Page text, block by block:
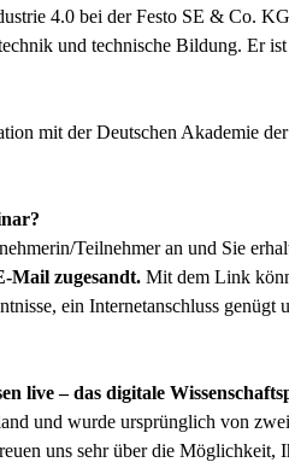
4.0 bei der Festo SE & Co.
und technische Bildung. Er
mit der Deutschen Akademie
Teilnehmer an und Sie
Mail zugesandt. Mit dem Link
ein Internetanschluss
live – das digitale
und wurde ursprünglich von
uns sehr über die Möglichkeit,